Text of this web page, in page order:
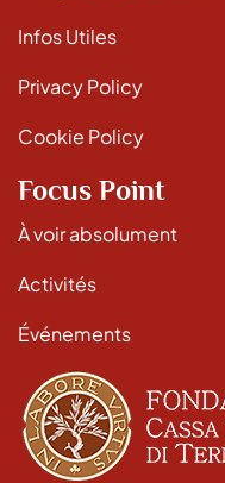
Infos Utiles
Privacy Policy
Cookie Policy
Focus Point
À voir absolument
Activités
Événements